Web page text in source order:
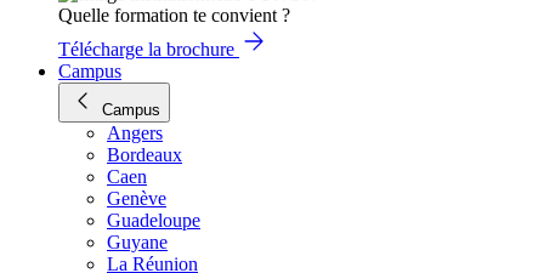
Quelle formation te convient ?
Télécharge la brochure
Campus
Campus
Angers
Bordeaux
Caen
Genève
Guadeloupe
Guyane
La Réunion